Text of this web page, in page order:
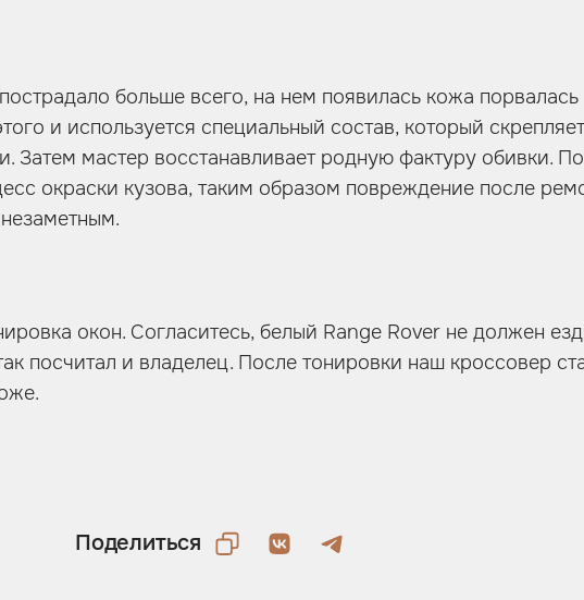
больше всего, на нем появилась кожа порвалась
и используется специальный состав, который скрепляет
Затем мастер восстанавливает родную фактуру обивки.
окраски кузова, таким образом повреждение после
окон. Согласитесь, белый Range Rover не должен
посчитал и владелец. После тонировки наш кроссовер
Поделиться